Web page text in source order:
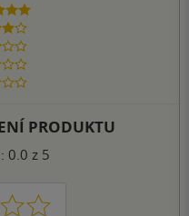
hvězdiček
PRODUKTU
0.0 z 5